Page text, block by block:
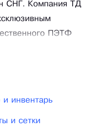
СНГ. Компания ТД
ПЭТФ
Европе по
ПЭТФ
и инвентарь
и сетки